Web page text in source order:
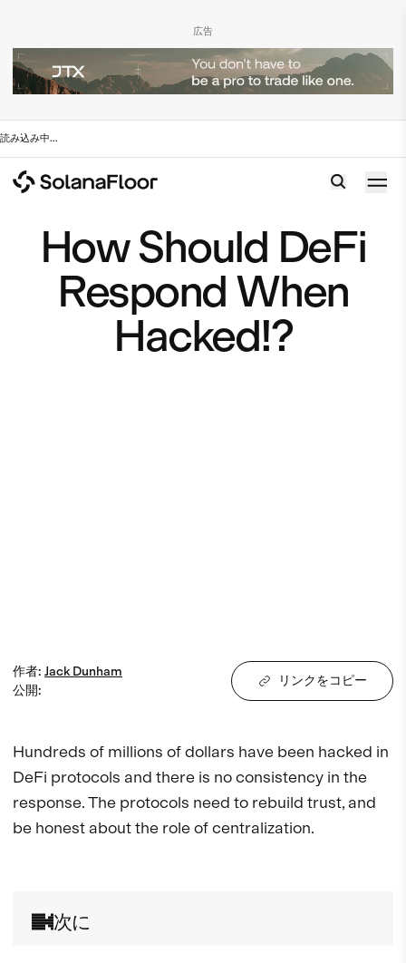
広告
読み込み中...
How Should DeFi
Respond When
Hacked!?
次に
作者: Jack Dunham
公開:
リンクをコピー
Hundreds of millions of dollars have been hacked in
DeFi protocols and there is no consistency in the
response. The protocols need to rebuild trust, and
be honest about the role of centralization.